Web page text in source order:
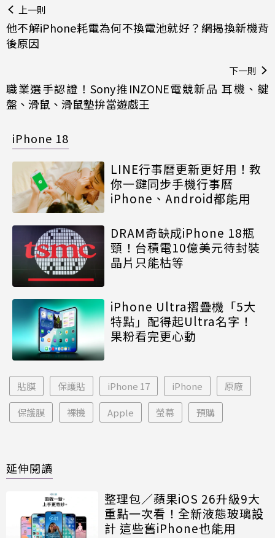
上一則
他不解iPhone耗電為何不換電池就好？網揭換新機背
後原因
下一則
職業選手認證！Sony推INZONE電競新品 耳機、鍵
盤、滑鼠、滑鼠墊拚當遊戲王
iPhone 18
LINE行事曆更新更好用！教
你一鍵同步手機行事曆
iPhone、Android都能用
DRAM奇缺成iPhone 18瓶
頸！台積電10億美元待封裝
晶片只能枯等
iPhone Ultra摺疊機「5大
特點」配得起Ultra名字！
果粉看完更心動
貼膜 保護貼 iPhone 17 iPhone 原廠
保護膜 裸機 Apple 螢幕 預購
延伸閱讀
整理包／蘋果iOS 26升級9大
重點一次看！全新液態玻璃設
計 這些舊iPhone也能用